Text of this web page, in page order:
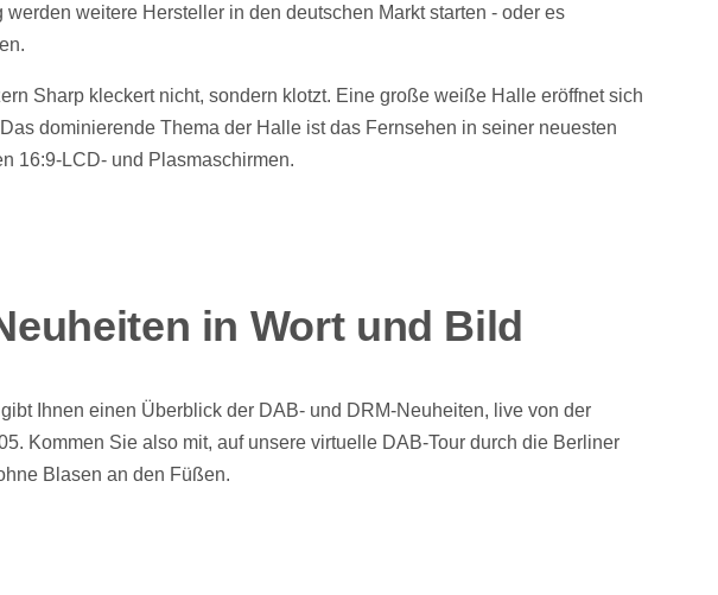
weitere Hersteller in den deutschen Markt starten - oder es
Sharp kleckert nicht, sondern klotzt. Eine große weiße Halle eröffnet sich
dominierende Thema der Halle ist das Fernsehen in seiner neuesten
16:9-LCD- und Plasmaschirmen.
in Wort und Bild
Ihnen einen Überblick der DAB- und DRM-Neuheiten, live von der
Kommen Sie also mit, auf unsere virtuelle DAB-Tour durch die Berliner
Blasen an den Füßen.